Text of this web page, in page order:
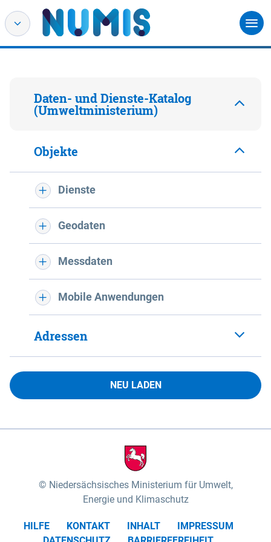
Daten- und Dienste-Katalog
(Umweltministerium)
Objekte
Dienste
Geodaten
Messdaten
Mobile Anwendungen
Adressen
NEU LADEN
Niedersächsisches Ministerium für Umwelt,
Energie und Klimaschutz
HILFE KONTAKT INHALT
IMPRESSUM